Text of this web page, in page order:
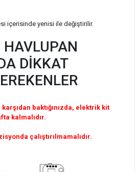
içerisinde yenisi ile değiştirilir.
HAVLUPAN
DİKKAT
baktığınızda, elektrik kit
kalmalıdır.
çalıştırılmamalıdır.